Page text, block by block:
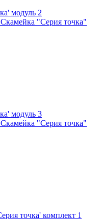
Скамейка "Серия точка"
Скамейка "Серия точка"